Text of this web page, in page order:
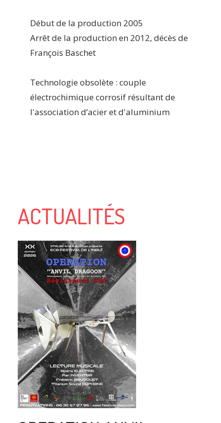
Début de la production 2005
Arrêt de la production en 2012, décès de
François Baschet
Technologie obsolète : couple
électrochimique corrosif résultant de
l'association d’acier et d'aluminium
ACTUALITÉS